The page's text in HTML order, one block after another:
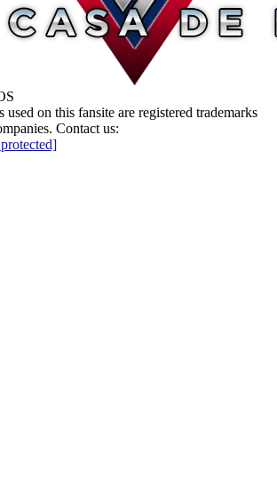
on this fansite are registered trademarks
Contact us: